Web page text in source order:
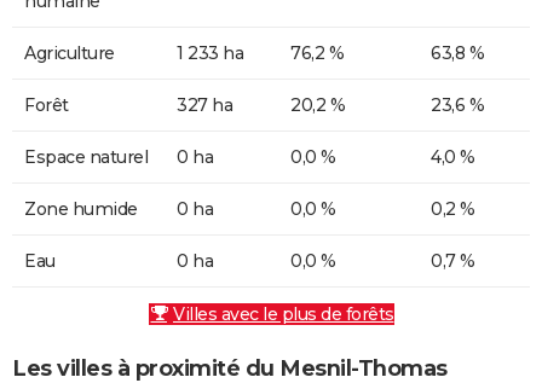
Agriculture 1 233 ha 76,2 % 63,8 %
Forêt 327 ha 20,2 % 23,6 %
Espace naturel 0 ha 0,0 % 4,0 %
Zone humide 0 ha 0,0 % 0,2 %
Eau 0 ha 0,0 % 0,7 %
Villes avec le plus de forêts
Les villes à proximité du Mesnil-Thomas